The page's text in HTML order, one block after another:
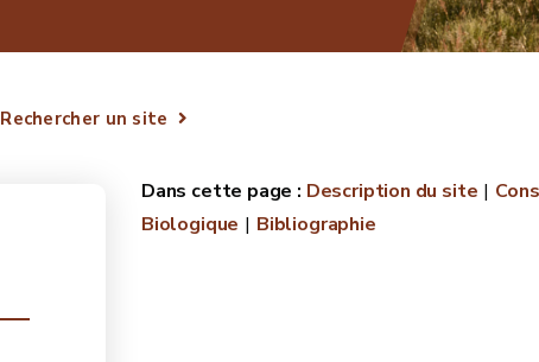
Rechercher un site
Description du site
Biologique
Bibliographie